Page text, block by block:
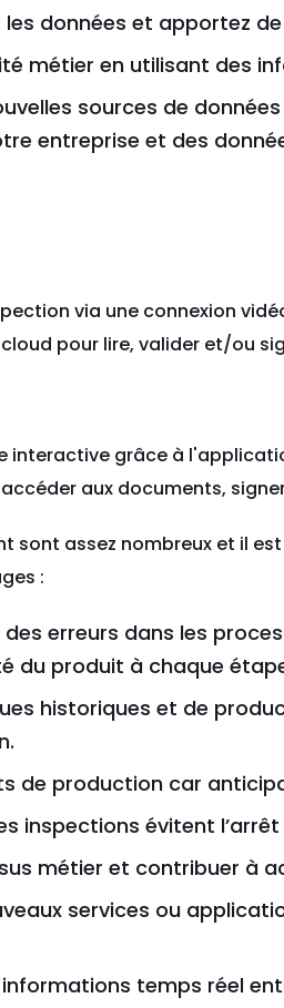
les données et apportez
métier en utilisant des
sources de
entreprise et des
via une connexion
pour lire, valider et/ou
interactive grâce à
aux documents,
sont assez nombreux et il
:
erreurs dans les
du produit à chaque
historiques et de
de production car
inspections évitent
métier et contribuer à
services ou
temps réel